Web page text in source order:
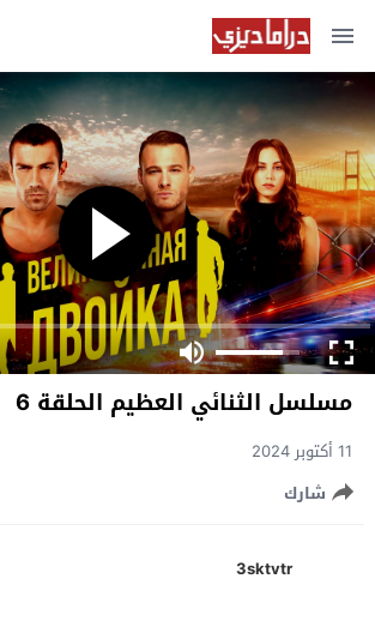
مسلسل الثنائي العظيم الحلقة 6
11 أكتوبر 2024
شارك
3sktvtr